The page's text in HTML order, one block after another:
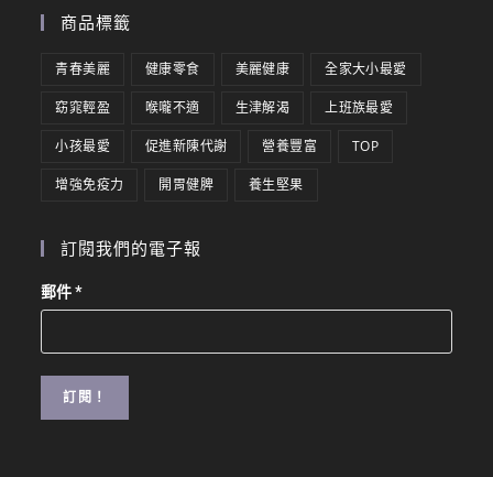
商品標籤
青春美麗 健康零食 美麗健康 全家大小最愛
窈窕輕盈 喉嚨不適 生津解渴 上班族最愛
小孩最愛 促進新陳代謝 營養豐富 TOP
增強免疫力 開胃健脾 養生堅果
訂閱我們的電子報
郵件*